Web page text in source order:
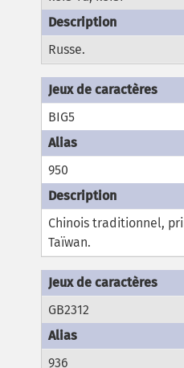
Russe.
BIG5
950
Chinois traditionnel,
Taïwan.
GB2312
936